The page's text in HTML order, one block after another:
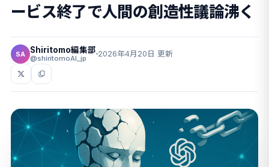
ービス終了で人間の創造性議論沸く
SA Shiritomo編集部
@shiritomoAI_jp 2026年4月20日 更新